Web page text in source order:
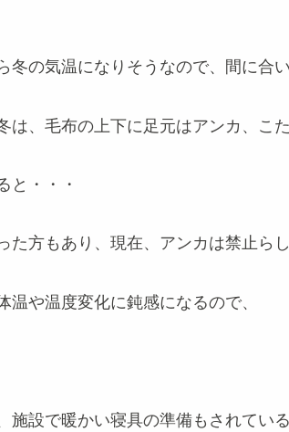
冬の気温になりそうなので、間に合い
は、毛布の上下に足元はアンカ、こ
と・・・
た方もあり、現在、アンカは禁止らし
温や温度変化に鈍感になるので、
施設で暖かい寝具の準備もされている